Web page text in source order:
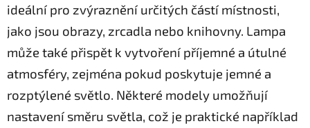
ideální pro zvýraznění určitých částí místnosti,
jako jsou obrazy, zrcadla nebo knihovny. Lampa
může také přispět k vytvoření příjemné a útulné
atmosféry, zejména pokud poskytuje jemné a
rozptýlené světlo. Některé modely umožňují
nastavení směru světla, což je praktické například